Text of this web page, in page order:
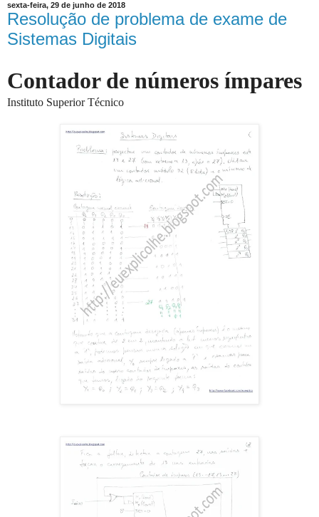
sexta-feira, 29 de junho de 2018
Resolução de problema de exame de
Sistemas Digitais
Contador de números ímpares
Instituto Superior Técnico